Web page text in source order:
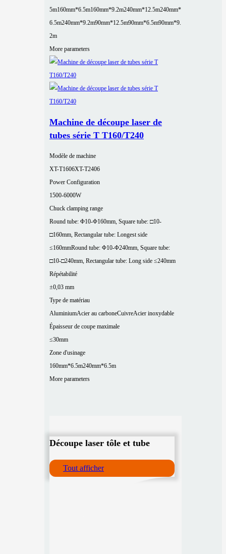
5m160mm*6.5m160mm*9.2m240mm*12.5m240mm*
6.5m240mm*9.2m90mm*12.5m90mm*6.5m90mm*9.
2m
More parameters
Machine de découpe laser de
tubes série T T160/T240
Modèle de machine
XT-T1606XT-T2406
Power Configuration
1500-6000W
Chuck clamping range
Round tube: Φ10-Φ160mm, Square tube: □10-
□160mm, Rectangular tube: Longest side
≤160mmRound tube: Φ10-Φ240mm, Square tube:
□10-□240mm, Rectangular tube: Long side ≤240mm
Répétabilité
±0,03 mm
Type de matériau
AluminiumAcier au carboneCuivreAcier inoxydable
Épaisseur de coupe maximale
≤30mm
Zone d'usinage
160mm*6.5m240mm*6.5m
More parameters
Découpe laser tôle et tube
Tout afficher